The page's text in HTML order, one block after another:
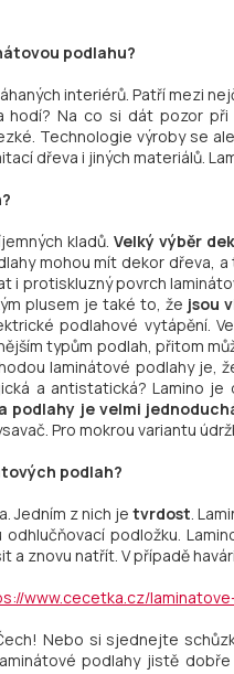
podlahu?
interiérů. Patří mezi
Na co si dát pozor při
Technologie výroby se
dřeva i jiných materiálů.
kladů. Velký výběr
mohou mít dekor dřeva,
i protiskluzný povrch
plusem je také to, že jsou
podlahové vytápění.
typům podlah, přitom
laminátové podlahy
a antistatická? Lamino
podlahy je velmi
Pro mokrou variantu
podlah?
Jedním z nich jetvrdost.
podložku.
a znovu natřít. V případě
www.cecetka.cz/
Nebo si sjednejte
podlahy jistě